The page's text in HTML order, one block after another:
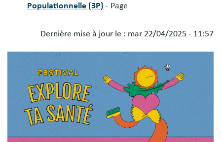
Populationnelle (3P) - Page
Dernière mise à jour le : mar 22/04/2025 - 11:57